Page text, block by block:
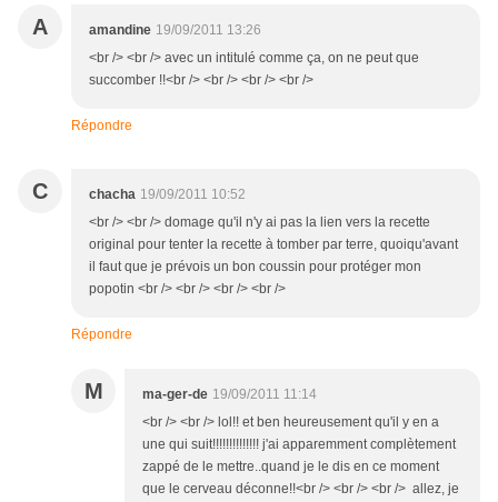
A amandine 19/09/2011 13:26
<br /> <br /> avec un intitulé comme ça, on ne peut que
succomber !!<br /> <br /> <br /> <br />
Répondre
C chacha 19/09/2011 10:52
<br /> <br /> domage qu'il n'y ai pas la lien vers la recette
original pour tenter la recette à tomber par terre, quoiqu'avant
il faut que je prévois un bon coussin pour protéger mon
popotin <br /> <br /> <br /> <br />
Répondre
M ma-ger-de 19/09/2011 11:14
<br /> <br /> lol!! et ben heureusement qu'il y en a
une qui suit!!!!!!!!!!!!!! j'ai apparemment complètement
zappé de le mettre..quand je le dis en ce moment
que le cerveau déconne!!<br /> <br /> <br /> allez, je